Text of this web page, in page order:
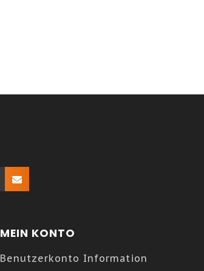
MEIN KONTO
Benutzerkonto Information